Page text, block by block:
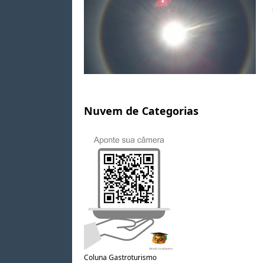
Nuvem de Categorias
Coluna Gastroturismo